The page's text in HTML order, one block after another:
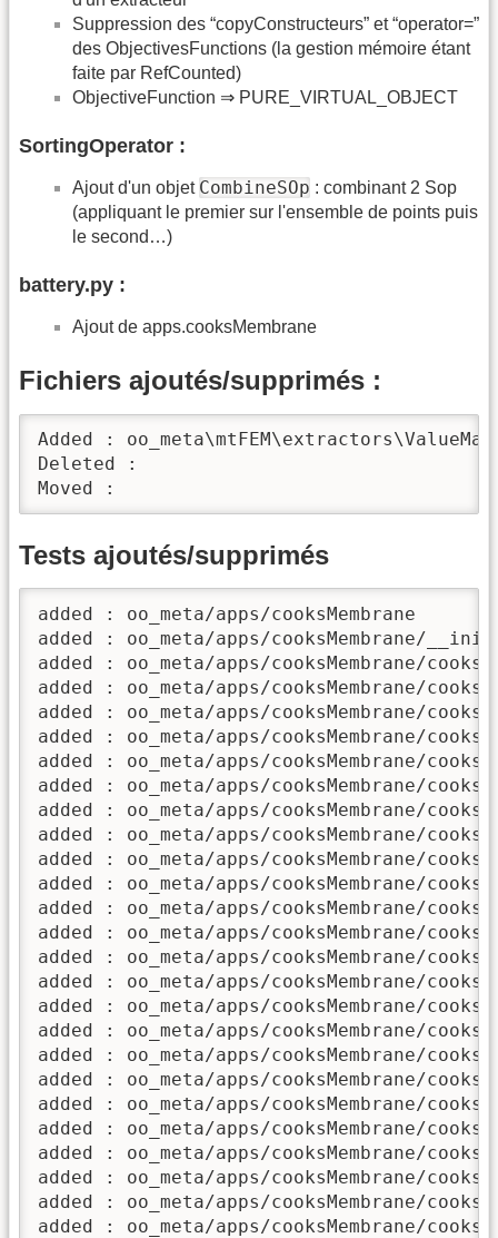
Suppression des “copyConstructeurs” et “operator=”
des ObjectivesFunctions (la gestion mémoire étant
faite par RefCounted)
ObjectiveFunction ⇒ PURE_VIRTUAL_OBJECT
SortingOperator :
Ajout d'un objet CombineSOp : combinant 2 Sop
(appliquant le premier sur l'ensemble de points puis
le second…)
battery.py :
Ajout de apps.cooksMembrane
Fichiers ajoutés/supprimés :
Added :
Deleted :
Moved :
Tests ajoutés/supprimés
added : oo_meta/apps/cooksMembrane
added : oo_meta/apps/cooksMembrane/
added : oo_meta/apps/cooksMembrane/
added : oo_meta/apps/cooksMembrane/
added : oo_meta/apps/cooksMembrane/
added : oo_meta/apps/cooksMembrane/
added : oo_meta/apps/cooksMembrane/
added : oo_meta/apps/cooksMembrane/
added : oo_meta/apps/cooksMembrane/
added : oo_meta/apps/cooksMembrane/
added : oo_meta/apps/cooksMembrane/
added : oo_meta/apps/cooksMembrane/
added : oo_meta/apps/cooksMembrane/
added : oo_meta/apps/cooksMembrane/
added : oo_meta/apps/cooksMembrane/
added : oo_meta/apps/cooksMembrane/
added : oo_meta/apps/cooksMembrane/
added : oo_meta/apps/cooksMembrane/
added : oo_meta/apps/cooksMembrane/
added : oo_meta/apps/cooksMembrane/
added : oo_meta/apps/cooksMembrane/
added : oo_meta/apps/cooksMembrane/
added : oo_meta/apps/cooksMembrane/
added : oo_meta/apps/cooksMembrane/
added : oo_meta/apps/cooksMembrane/
added : oo_meta/apps/cooksMembrane/